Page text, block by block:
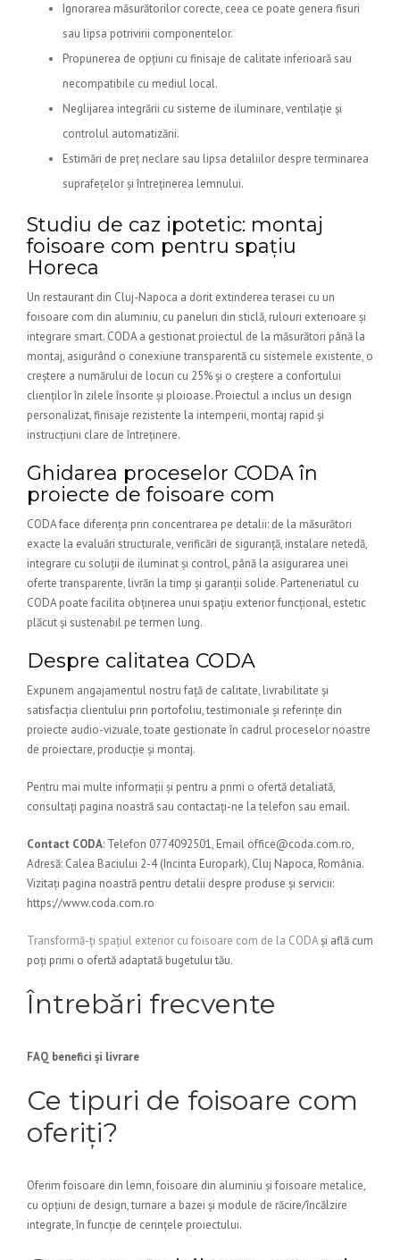
Ignorarea măsurătorilor corecte, ceea ce poate genera fisuri
sau lipsa potrivirii componentelor.
Propunerea de opțiuni cu finisaje de calitate inferioară sau
necompatibile cu mediul local.
Neglijarea integrării cu sisteme de iluminare, ventilație și
controlul automatizării.
Estimări de preț neclare sau lipsa detaliilor despre terminarea
suprafețelor și întreținerea lemnului.
Studiu de caz ipotetic: montaj
foisoare com pentru spațiu
Horeca
Un restaurant din Cluj-Napoca a dorit extinderea terasei cu un
foisoare com din aluminiu, cu paneluri din sticlă, rulouri exterioare și
integrare smart. CODA a gestionat proiectul de la măsurători până la
montaj, asigurând o conexiune transparentă cu sistemele existente, o
creștere a numărului de locuri cu 25% și o creștere a confortului
clienților în zilele însorite și ploioase. Proiectul a inclus un design
personalizat, finisaje rezistente la intemperii, montaj rapid și
instrucțiuni clare de întreținere.
Ghidarea proceselor CODA în
proiecte de foisoare com
CODA face diferența prin concentrarea pe detalii: de la măsurători
exacte la evaluări structurale, verificări de siguranță, instalare netedă,
integrare cu soluții de iluminat și control, până la asigurarea unei
oferte transparente, livrări la timp și garanții solide. Parteneriatul cu
CODA poate facilita obținerea unui spațiu exterior funcțional, estetic
plăcut și sustenabil pe termen lung.
Despre calitatea CODA
Expunem angajamentul nostru față de calitate, livrabilitate și
satisfacția clientului prin portofoliu, testimoniale și referințe din
proiecte audio-vizuale, toate gestionate în cadrul proceselor noastre
de proiectare, producție și montaj.
Pentru mai multe informații și pentru a primi o ofertă detaliată,
consultați pagina noastră sau contactați-ne la telefon sau email.
Contact CODA: Telefon 0774092501, Email office@coda.com.ro,
Adresă: Calea Baciului 2-4 (Incinta Europark), Cluj Napoca, România.
Vizitați pagina noastră pentru detalii despre produse și servicii:
https://www.coda.com.ro
Transformă-ți spațiul exterior cu foisoare com de la CODAși află cum
poți primi o ofertă adaptată bugetului tău.
Întrebări frecvente
FAQ benefici și livrare
Ce tipuri de foisoare com
oferiți?
Oferim foisoare din lemn, foisoare din aluminiu și foisoare metalice,
cu opțiuni de design, turnare a bazei și module de răcire/încălzire
integrate, în funcție de cerințele proiectului.